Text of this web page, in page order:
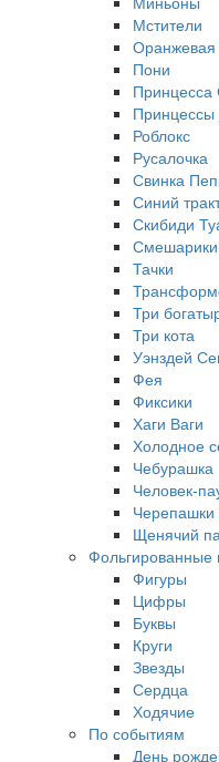
Мстители
Оранжевая
Пони
Принцессы
Роблокс
Русалочка
Свинка
Синий
Скибиди
Тачки
Три
Три кота
Уэнздей
Фея
Фиксики
Хаги Ваги
Холодное
Чебурашка
Человек-
Черепашки
Щенячий
Фигуры
Цифры
Буквы
Круги
Звезды
Сердца
Ходячие
По событиям
День